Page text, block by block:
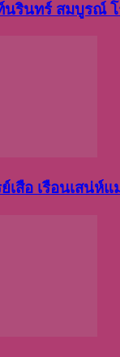
รินทร์ สมบูรณ์ โ
เสือ เรือนเสน่